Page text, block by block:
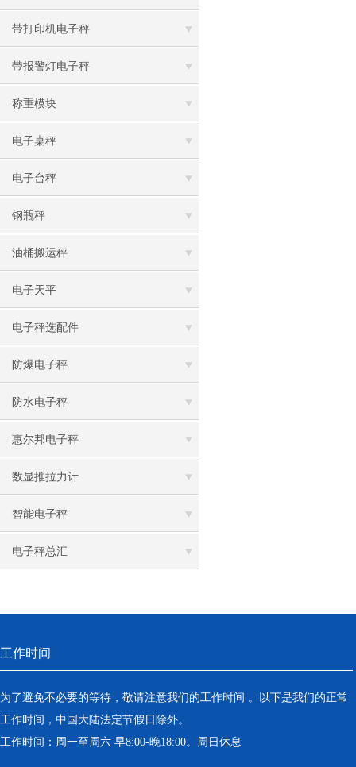
带打印机电子秤
带报警灯电子秤
称重模块
电子桌秤
电子台秤
钢瓶秤
油桶搬运秤
电子天平
电子秤选配件
防爆电子秤
防水电子秤
惠尔邦电子秤
数显推拉力计
智能电子秤
电子秤总汇
工作时间
为了避免不必要的等待，敬请注意我们的工作时间 。以下是我们的正常
工作时间，中国大陆法定节假日除外。
工作时间：周一至周六 早8:00-晚18:00。周日休息